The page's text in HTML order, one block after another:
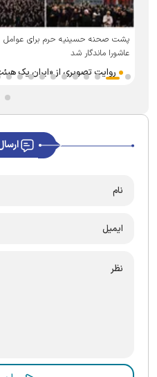
پشت صحنه حسینیه حرم برای عوامل
عاشورا ماندگار شد
روایت تصویری از «ایران یک